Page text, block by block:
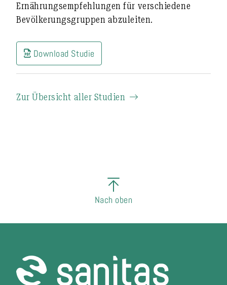
Ernährungsempfehlungen für verschiedene
Bevölkerungsgruppen abzuleiten.
Download Studie
Zur Übersicht aller Studien
Nach oben